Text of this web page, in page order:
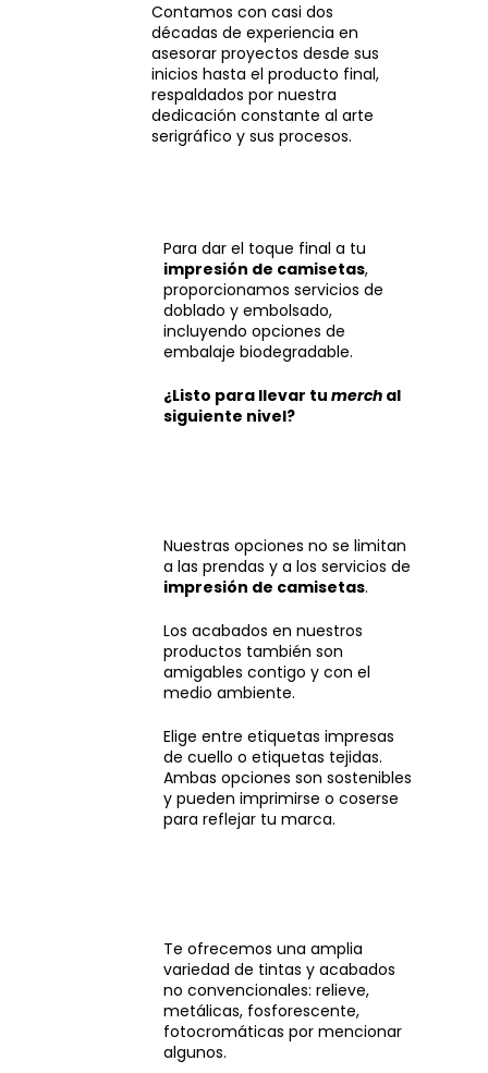
Contamos con casi dos
décadas de experiencia en
asesorar proyectos desde sus
inicios hasta el producto final,
respaldados por nuestra
dedicación constante al arte
serigráfico y sus procesos.
Para dar el toque final a tu
impresión de camisetas,
proporcionamos servicios de
doblado y embolsado,
incluyendo opciones de
embalaje biodegradable.
¿Listo para llevar tumerch al
siguiente nivel?
Nuestras opciones no se limitan
a las prendas y a los servicios de
impresión de camisetas.
Los acabados en nuestros
productos también son
amigables contigo y con el
medio ambiente.
Elige entre etiquetas impresas
de cuello o etiquetas tejidas.
Ambas opciones son sostenibles
y pueden imprimirse o coserse
para reflejar tu marca.
Te ofrecemos una amplia
variedad de tintas y acabados
no convencionales: relieve,
metálicas, fosforescente,
fotocromáticas por mencionar
algunos.